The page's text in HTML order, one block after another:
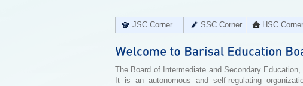
JSC Corner SSC Corner HSC Corner
The Board of Intermediate and Secondary
It is an autonomous and self-regulating